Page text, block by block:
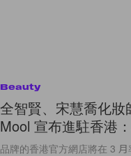
Beauty
全智賢、宋慧喬化
Mool 宣布進駐香港
品牌的香港官方網店將在 3 月